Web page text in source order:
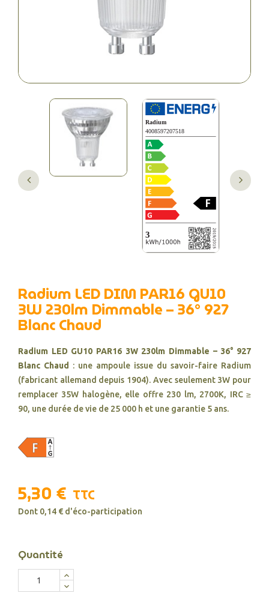
Radium LED DIM PAR16 GU10
3W 230lm Dimmable – 36° 927
Blanc Chaud
Radium LED GU10 PAR16 3W 230lm Dimmable – 36° 927
Blanc Chaud
: une ampoule issue du savoir-faire Radium
(fabricant allemand depuis 1904). Avec seulement 3W pour
remplacer 35W halogène, elle offre 230 lm, 2700K, IRC ≥
90, une durée de vie de 25 000 h et une garantie 5 ans.
5,30 € TTC
Dont 0,14 € d'éco-participation
Quantité